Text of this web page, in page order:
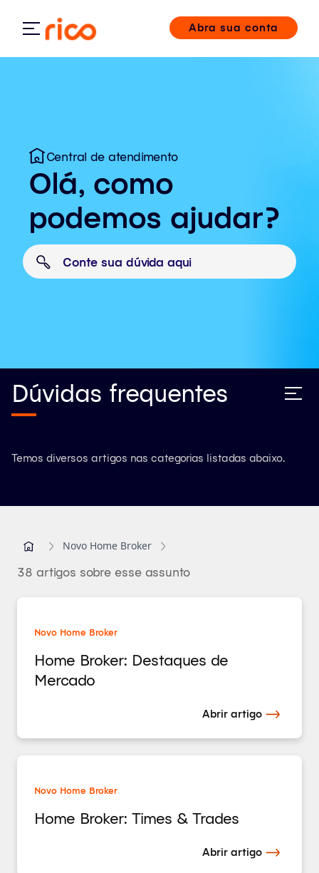
Abra sua conta
Central de atendimento
Olá, como
podemos ajudar?
Dúvidas frequentes
Temos diversos artigos nas categorias listadas abaixo.
Novo Home Broker
38 artigos sobre esse assunto
Novo Home Broker
Home Broker: Destaques de
Mercado
Abrir artigo
Novo Home Broker
Home Broker: Times & Trades
Abrir artigo